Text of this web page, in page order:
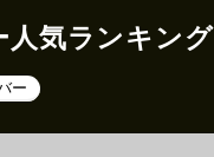
人気ランキング
ー